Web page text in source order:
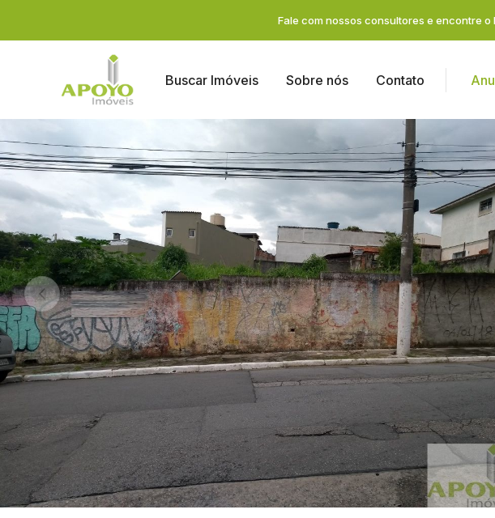
Fale com nossos consultores e encontre o
Buscar Imóveis Sobre nós Contato